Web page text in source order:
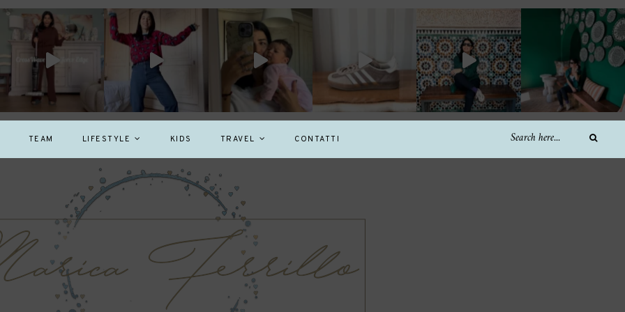
TEAM LIFESTYLE KIDS TRAVEL CONTATTI